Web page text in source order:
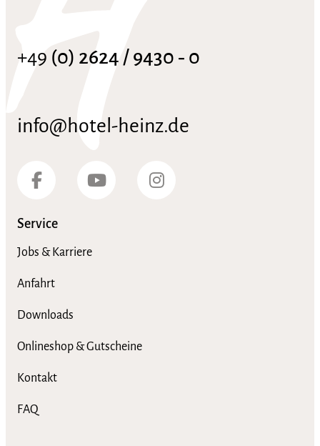
+49 (0) 2624 / 9430 ‑ 0
info@hotel-heinz.de
Service
Jobs & Karriere
Anfahrt
Downloads
Onlineshop & Gutscheine
Kontakt
FAQ